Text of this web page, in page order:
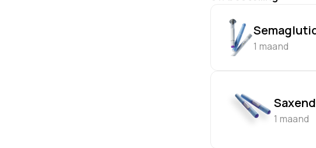
1 maand
1 maand